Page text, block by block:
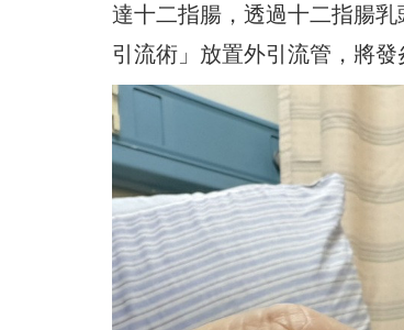
達十二指腸，透過十二指腸
引流術」放置外引流管，將發